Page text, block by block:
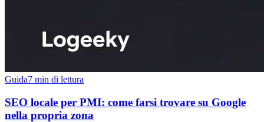
Guida7 min di lettura
SEO locale per PMI: come farsi trovare su Google
nella propria zona